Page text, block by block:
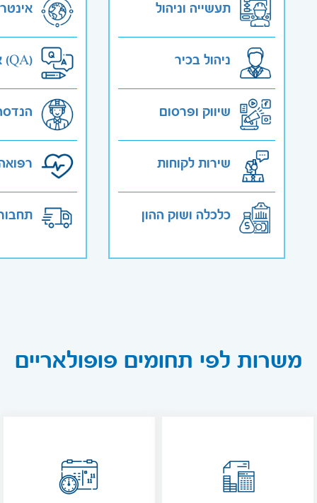
תעשייה וניהול
ניהול בכיר
שיווק ופרסום
שירות לקוחות
כלכלה ושוק ההון
אבטחת איכות (QA)
משרות לפי תחומים פופולאריים